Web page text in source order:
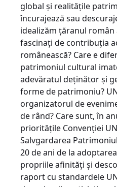
global și realitățile
încurajează sau
idealizăm țăranul român
fascinați de contribuția
românească? Care e
patrimoniul cultural
adevăratul deținător și
forme de patrimoniu?
organizatorul de
de rând? Care sunt, în
prioritățile Convenției
Salvgardarea
20 de ani de la
propriile afinități și
raport cu standardele